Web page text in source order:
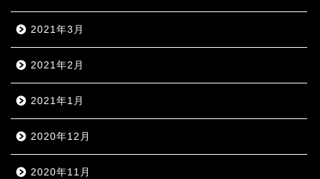
2021年3月
2021年2月
2021年1月
2020年12月
2020年11月